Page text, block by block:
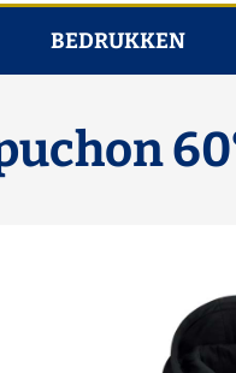
BEDRUKKEN